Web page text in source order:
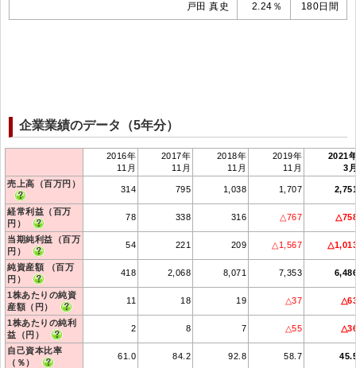
戸田 真史 2.24％ 180日間
企業業績のデータ（5年分）
2016年
11月
2017年
11月
2018年
11月
2019年
11月
2021
3
売上高（百万円）
314 795 1,038 1,707
経常利益（百万
円）
78 338 316 △767
当期純利益（百万
円）
54 221 209 △1,567
純資産額 （百万
円）
418 2,068 8,071 7,353
1株あたりの純資
産額（円）
11 18 19 △37
1株あたりの純利
益（円）
2 8 7 △55
自己資本比率
（％）
61.0 84.2 92.8 58.7